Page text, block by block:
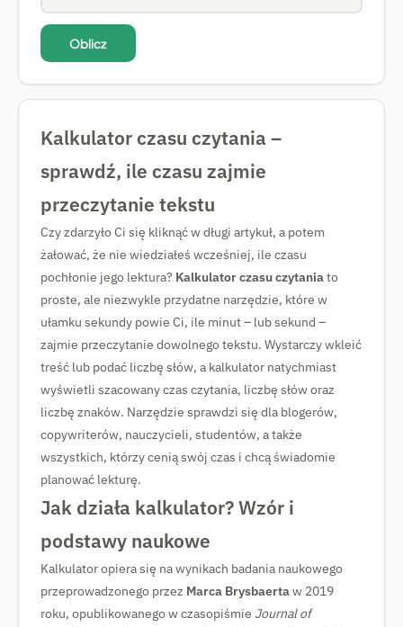
Oblicz
Kalkulator czasu czytania –
sprawdź, ile czasu zajmie
przeczytanie tekstu
Czy zdarzyło Ci się kliknąć w długi artykuł, a potem
żałować, że nie wiedziałeś wcześniej, ile czasu
pochłonie jego lektura? Kalkulator czasu czytaniato
proste, ale niezwykle przydatne narzędzie, które w
ułamku sekundy powie Ci, ile minut – lub sekund –
zajmie przeczytanie dowolnego tekstu. Wystarczy wkleić
treść lub podać liczbę słów, a kalkulator natychmiast
wyświetli szacowany czas czytania, liczbę słów oraz
liczbę znaków. Narzędzie sprawdzi się dla blogerów,
copywriterów, nauczycieli, studentów, a także
wszystkich, którzy cenią swój czas i chcą świadomie
planować lekturę.
Jak działa kalkulator? Wzór i
podstawy naukowe
Kalkulator opiera się na wynikach badania naukowego
przeprowadzonego przez Marca Brysbaertaw 2019
roku, opublikowanego w czasopiśmie Journal of